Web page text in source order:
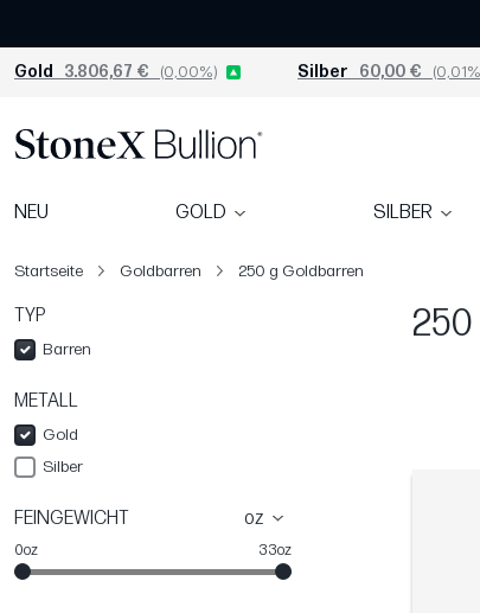
Gold 3.806,67 € (0,00%) Silber 60,00 €
NEU GOLD SILBER
Startseite Goldbarren 250 g Goldbarren
TYP
Barren
METALL
Gold
Silber
FEINGEWICHT oz
0oz 33oz